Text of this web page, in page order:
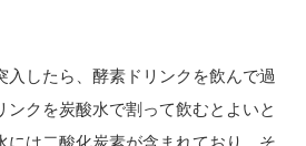
入したら、酵素ドリンクを飲んで過
ンクを炭酸水で割って飲むとよいと